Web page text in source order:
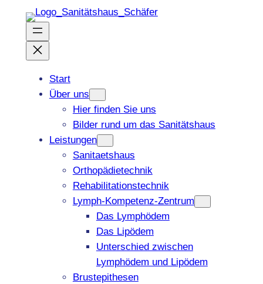
Inhalt
springen
Start
Über uns
Hier finden Sie uns
Bilder rund um das Sanitätshaus
Leistungen
Sanitaetshaus
Orthopädietechnik
Rehabilitationstechnik
Lymph-Kompetenz-Zentrum
Das Lymphödem
Das Lipödem
Unterschied zwischen
Lymphödem und Lipödem
Brustepithesen